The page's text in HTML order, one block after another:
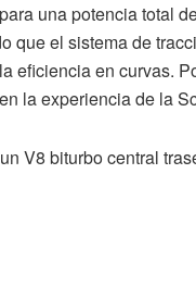
una potencia total
que el sistema de
eficiencia en curvas.
la experiencia de la
V8 biturbo central